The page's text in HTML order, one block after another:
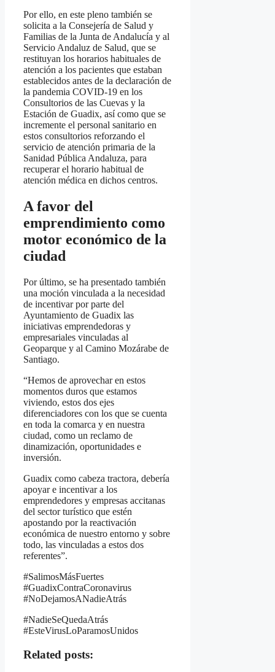
Por ello, en este pleno también se
solicita a la Consejería de Salud y
Familias de la Junta de Andalucía y al
Servicio Andaluz de Salud, que se
restituyan los horarios habituales de
atención a los pacientes que estaban
establecidos antes de la declaración de
la pandemia COVID-19 en los
Consultorios de las Cuevas y la
Estación de Guadix, así como que se
incremente el personal sanitario en
estos consultorios reforzando el
servicio de atención primaria de la
Sanidad Pública Andaluza, para
recuperar el horario habitual de
atención médica en dichos centros.
A favor del
emprendimiento como
motor económico de la
ciudad
Por último, se ha presentado también
una moción vinculada a la necesidad
de incentivar por parte del
Ayuntamiento de Guadix las
iniciativas emprendedoras y
empresariales vinculadas al
Geoparque y al Camino Mozárabe de
Santiago.
“Hemos de aprovechar en estos
momentos duros que estamos
viviendo, estos dos ejes
diferenciadores con los que se cuenta
en toda la comarca y en nuestra
ciudad, como un reclamo de
dinamización, oportunidades e
inversión.
Guadix como cabeza tractora, debería
apoyar e incentivar a los
emprendedores y empresas accitanas
del sector turístico que estén
apostando por la reactivación
económica de nuestro entorno y sobre
todo, las vinculadas a estos dos
referentes”.
#SalimosMásFuertes
#GuadixContraCoronavirus
#NoDejamosANadieAtrás
#NadieSeQuedaAtrás
#EsteVirusLoParamosUnidos
Related posts: